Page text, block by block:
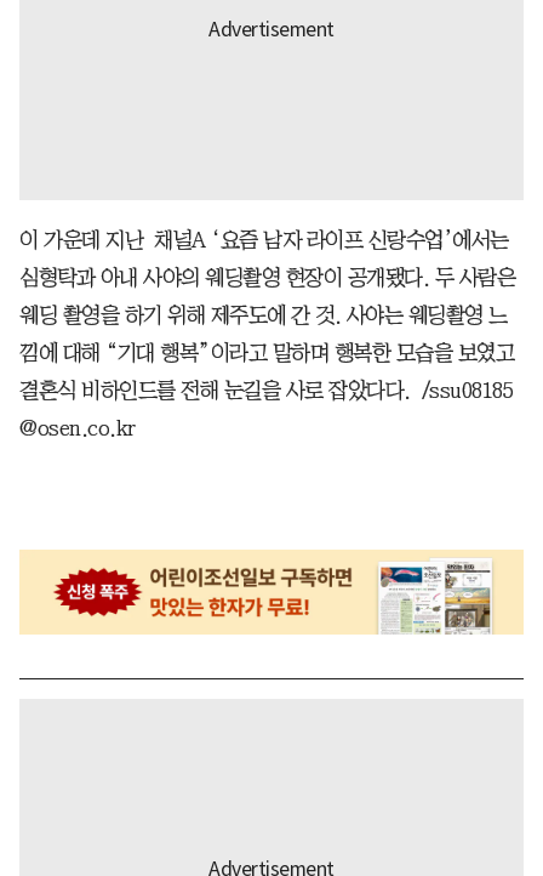
이 가운데 지난 채널A ‘요즘 남자 라이프 신랑수업’에서는
심형탁과 아내 사야의 웨딩촬영 현장이 공개됐다. 두 사람은
웨딩 촬영을 하기 위해 제주도에 간 것. 사야는 웨딩촬영 느
낌에 대해 “기대 행복”이라고 말하며 행복한 모습을 보였고
결혼식 비하인드를 전해 눈길을 사로 잡았다다. /ssu08185
@osen.co.kr